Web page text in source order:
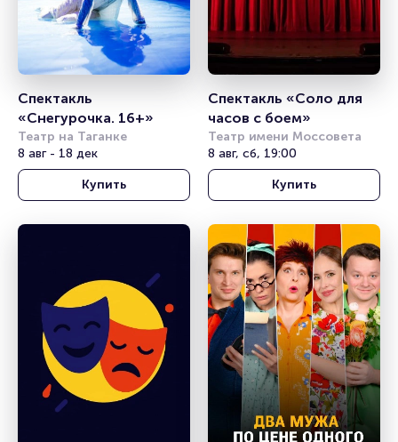
Спектакль
Театр на Таганке
8 авг - 18 дек
Купить
Спектакль «Соло для
часов с боем»
Театр имени Моссовета
8 авг, сб, 19:00
Купить